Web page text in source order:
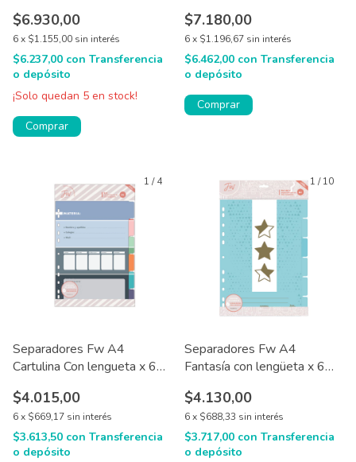
$6.930,00
6x $1.155,00 sin interés
$6.237,00 con Transferencia
o depósito
¡Solo quedan 5 en stock!
$7.180,00
6x $1.196,67 sin interés
$6.462,00 con Transferencia
o depósito
1 /4
Separadores Fw A4
Cartulina Con lengueta x 6
$4.015,00
6x $669,17 sin interés
$3.613,50 con Transferencia
o depósito
1 /10
Separadores Fw A4
Fantasía con lengüeta x 6
$4.130,00
6x $688,33 sin interés
$3.717,00 con Transferencia
o depósito